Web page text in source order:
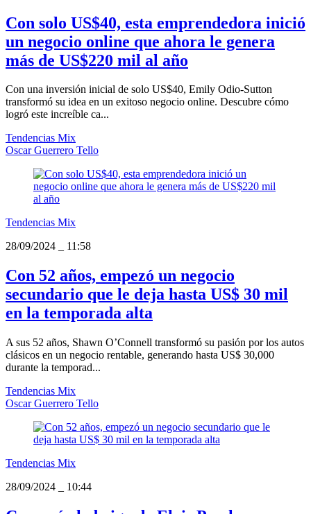
Con solo US$40, esta emprendedora inició
un negocio online que ahora le genera
más de US$220 mil al año
Con una inversión inicial de solo US$40, Emily Odio-Sutton
transformó su idea en un exitoso negocio online. Descubre cómo
logró este increíble ca...
Tendencias Mix
Oscar Guerrero Tello
Tendencias Mix
28/09/2024
11:58
Con 52 años, empezó un negocio
secundario que le deja hasta US$ 30 mil
en la temporada alta
A sus 52 años, Shawn O’Connell transformó su pasión por los autos
clásicos en un negocio rentable, generando hasta US$ 30,000
durante la temporad...
Tendencias Mix
Oscar Guerrero Tello
Tendencias Mix
28/09/2024
10:44